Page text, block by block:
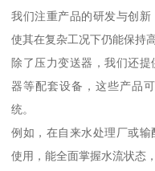
我们注重产品的研发与创新
使其在复杂工况下仍能保持
除了压力变送器，我们还
器等配套设备，这些产品
统。
例如，在自来水处理厂或
使用，能全面掌握水流状态